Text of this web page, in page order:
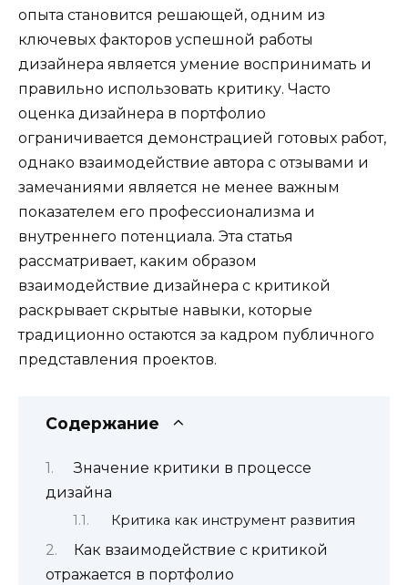
опыта становится решающей, одним из
ключевых факторов успешной работы
дизайнера является умение воспринимать и
правильно использовать критику. Часто
оценка дизайнера в портфолио
ограничивается демонстрацией готовых работ,
однако взаимодействие автора с отзывами и
замечаниями является не менее важным
показателем его профессионализма и
внутреннего потенциала. Эта статья
рассматривает, каким образом
взаимодействие дизайнера с критикой
раскрывает скрытые навыки, которые
традиционно остаются за кадром публичного
представления проектов.
Содержание
Значение критики в процессе
дизайна
Критика как инструмент развития
Как взаимодействие с критикой
отражается в портфолио